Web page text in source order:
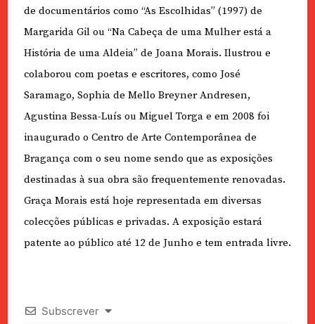
de documentários como “As Escolhidas” (1997) de
Margarida Gil ou “Na Cabeça de uma Mulher está a
História de uma Aldeia” de Joana Morais. Ilustrou e
colaborou com poetas e escritores, como José
Saramago, Sophia de Mello Breyner Andresen,
Agustina Bessa-Luís ou Miguel Torga e em 2008 foi
inaugurado o Centro de Arte Contemporânea de
Bragança com o seu nome sendo que as exposições
destinadas à sua obra são frequentemente renovadas.
Graça Morais está hoje representada em diversas
colecções públicas e privadas. A exposição estará
patente ao público até 12 de Junho e tem entrada livre.
Subscrever